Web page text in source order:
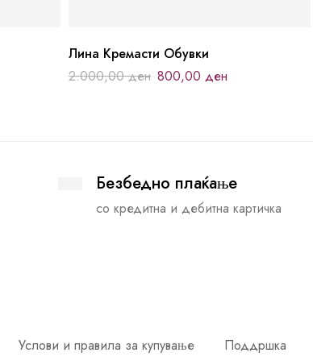
Лина Кремасти Обувки
2.000,00ден 800,00 ден
Безбедно плаќање
со кредитна и дебитна картичка
Услови и правила за купување Поддршка